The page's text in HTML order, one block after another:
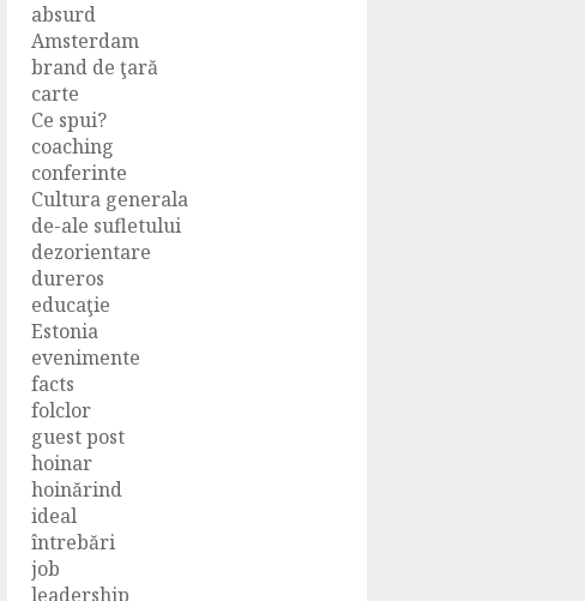
absurd
Amsterdam
brand de ţară
carte
Ce spui?
coaching
conferinte
Cultura generala
de-ale sufletului
dezorientare
dureros
educaţie
Estonia
evenimente
facts
folclor
guest post
hoinar
hoinărind
ideal
întrebări
job
leadership